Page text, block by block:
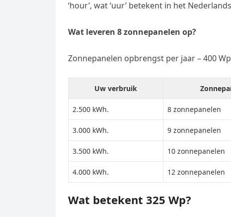
‘hour’, wat ‘uur’ betekent in het
Wat leveren 8 zonnepanelen op?
Zonnepanelen opbrengst per jaar – 400
Uw verbruik
2.500 kWh. 8 zonnepanelen
3.000 kWh. 9 zonnepanelen
3.500 kWh. 10 zonnepanelen
4.000 kWh. 12 zonnepanelen
Wat betekent 325 Wp?